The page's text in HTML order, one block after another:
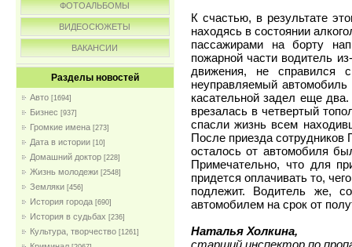
ФОТОАЛЬБОМЫ
ВИДЕОСЮЖЕТЫ
ВАКАНСИИ
Разделы новостей
Авто [1694]
Бизнес [937]
Громкие имена [273]
Дата в истории [10]
Домашний доктор [228]
Жизнь молодежи [2548]
Земляки [456]
История города [690]
История в судьбах [236]
Культура, творчество [1261]
К счастью, в результате
находясь в состоянии
пассажирами на борту
пожарной части водитель
движения, не справился
неуправляемый
касательной задел еще
врезалась в четвертый
спасли жизнь всем
После приезда сотрудников
осталось от автомобиля
Примечательно, что для
придется оплачивать то,
подлежит. Водитель же,
автомобилем на срок от
Наталья Холкина,
старший инспектор по